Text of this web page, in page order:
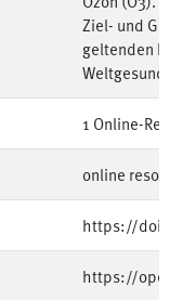
Ziel- und
geltenden
1 Online-
online
https://
https://